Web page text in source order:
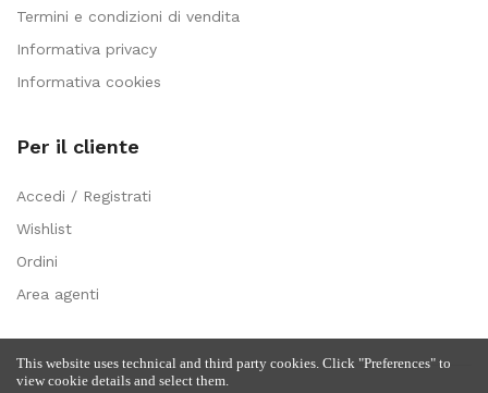
Termini e condizioni di vendita
Informativa privacy
Informativa cookies
Per il cliente
Accedi / Registrati
Wishlist
Ordini
Area agenti
This website uses technical and third party cookies. Click "Preferences" to
view cookie details and select them.